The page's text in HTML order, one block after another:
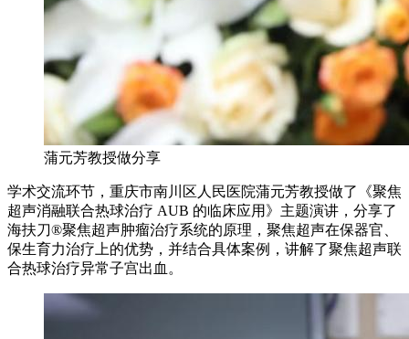
蒲元芳教授做分享
学术交流环节，重庆市南川区人民医院蒲元芳教授做了《聚焦
超声消融联合热球治疗 AUB 的临床应用》主题演讲，分享了
海扶刀®聚焦超声肿瘤治疗系统的原理，聚焦超声在保器官、
保生育力治疗上的优势，并结合具体案例，讲解了聚焦超声联
合热球治疗异常子宫出血。